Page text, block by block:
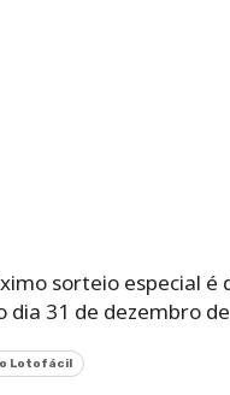
sorteio especial é
dia 31 de dezembro
Lotofácil